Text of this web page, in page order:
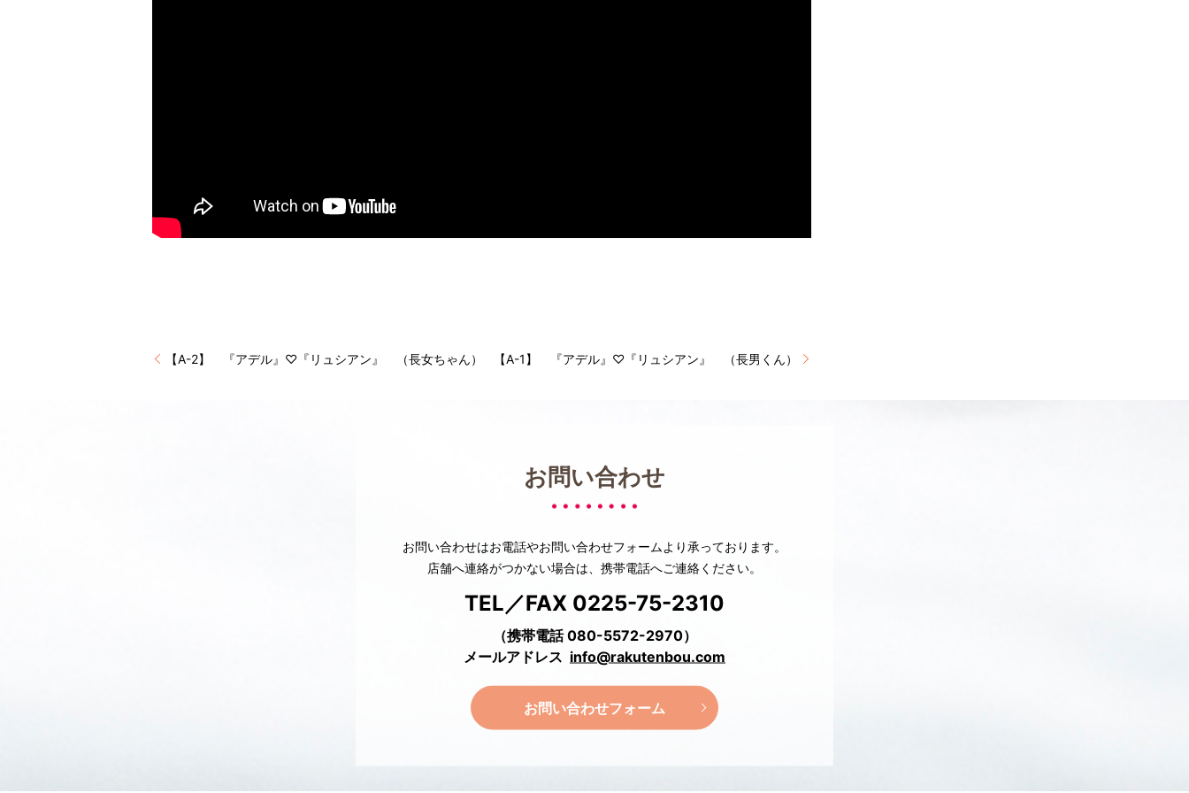
【A-2】 『アデル』♡『リュシアン』 （長女ちゃん） 【A-1】 『アデル』♡『リュシアン』 （長男くん）
お問い合わせ
お問い合わせはお電話やお問い合わせフォームより承っております。
店舗へ連絡がつかない場合は、 携帯電話へご連絡ください。
TEL／FAX 0225-75-2310
（携帯電話 080-5572-2970）
メールアドレス info@rakutenbou.com
お問い合わせフォーム